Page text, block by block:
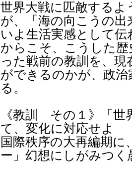
世界大戦に匹敵するよ
が、「海の向こうの
いよ生活実感として
からこそ、こうした
った戦前の教訓を、
ができるのかが、政
る。
《教訓 その１》「世
て、変化に対応せよ
国際秩序の大再編期
ー」幻想にしがみつ